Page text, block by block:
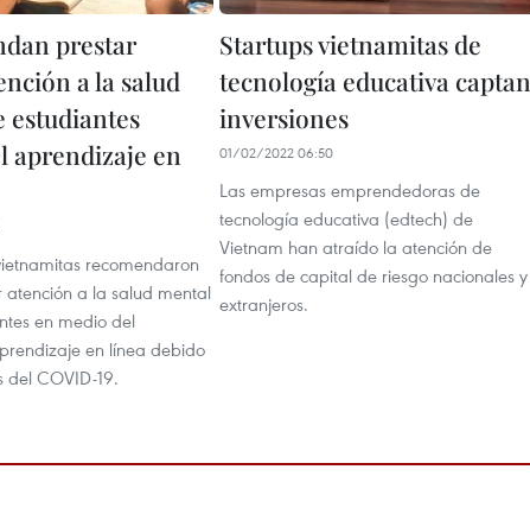
prestar
a la salud
estudiantes
aprendizaje en
recomendaron
atención a la salud mental
en medio del
en línea debido
del COVID-19.
Startups vietnamitas de
tecnología educativa captan
inversiones
01/02/2022 06:50
Las empresas emprendedoras de
tecnología educativa (edtech) de
Vietnam han atraído la atención de
fondos de capital de riesgo nacionales y
extranjeros.